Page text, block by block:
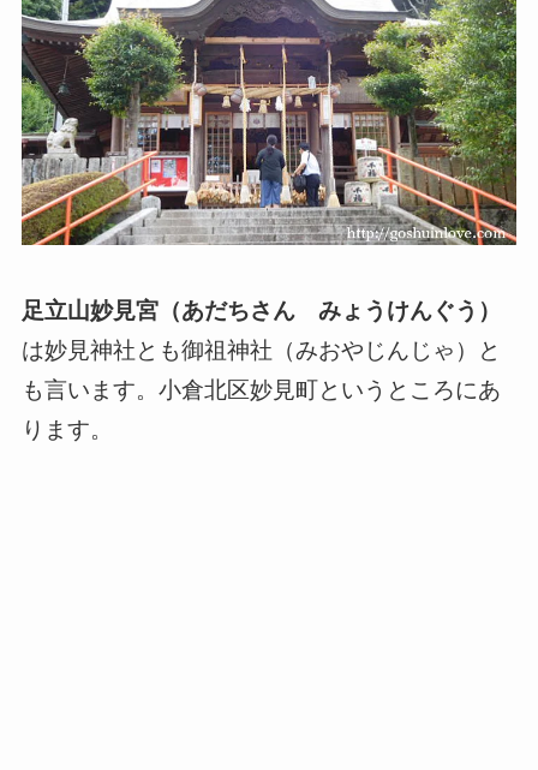
足立山妙見宮（あだちさん みょうけんぐう）
は妙見神社とも御祖神社（みおやじんじゃ）と
も言います。小倉北区妙見町というところにあ
ります。